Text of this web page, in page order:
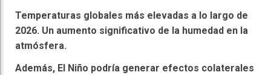
Temperaturas globales más elevadas a lo largo de
2026. Un aumento significativo de la humedad en la
atmósfera.
Además, El Niño podría generar efectos colaterales